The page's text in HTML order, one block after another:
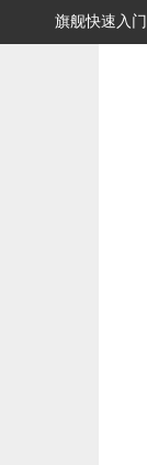
旗舰快速入门